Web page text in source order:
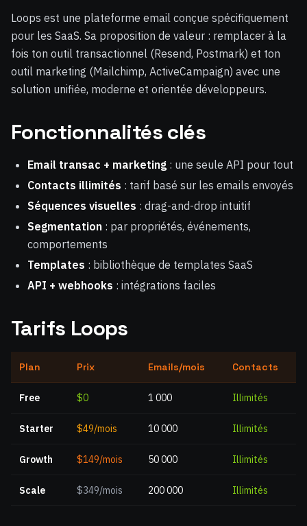
Loops est une plateforme email conçue spécifiquement
pour les SaaS. Sa proposition de valeur : remplacer à la
fois ton outil transactionnel (Resend, Postmark) et ton
outil marketing (Mailchimp, ActiveCampaign) avec une
solution unifiée, moderne et orientée développeurs.
Fonctionnalités clés
Email transac + marketing : une seule API pour tout
Contacts illimités : tarif basé sur les emails envoyés
Séquences visuelles : drag-and-drop intuitif
Segmentation : par propriétés, événements,
comportements
Templates : bibliothèque de templates SaaS
API + webhooks : intégrations faciles
Tarifs Loops
Plan Prix Emails/mois Contacts
Free $0 1 000 Illimités
Starter $49/mois 10 000 Illimités
Growth $149/mois 50 000 Illimités
Scale $349/mois 200 000 Illimités